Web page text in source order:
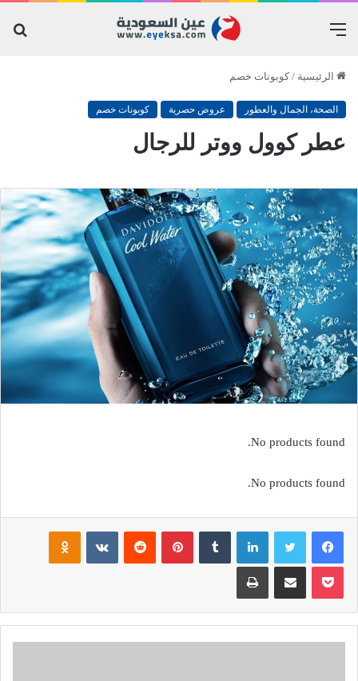
القائمة
الرئيسية / كوبونات خصم
الصحة، الجمال والعطور عروض حصرية كوبونات خصم
عطر كوول ووتر للرجال
No products found.
No products found.
فيسبوك تويتر لينكدإن بينتيريست
بوكيت مشاركة عبر البريد طباعة